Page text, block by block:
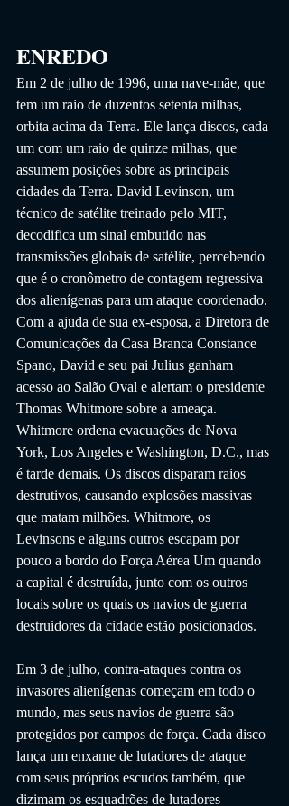
ENREDO
Em 2 de julho de 1996, uma nave-mãe, que
tem um raio de duzentos setenta milhas,
orbita acima da Terra. Ele lança discos, cada
um com um raio de quinze milhas, que
assumem posições sobre as principais
cidades da Terra. David Levinson, um
técnico de satélite treinado pelo MIT,
decodifica um sinal embutido nas
transmissões globais de satélite, percebendo
que é o cronômetro de contagem regressiva
dos alienígenas para um ataque coordenado.
Com a ajuda de sua ex-esposa, a Diretora de
Comunicações da Casa Branca Constance
Spano, David e seu pai Julius ganham
acesso ao Salão Oval e alertam o presidente
Thomas Whitmore sobre a ameaça.
Whitmore ordena evacuações de Nova
York, Los Angeles e Washington, D.C., mas
é tarde demais. Os discos disparam raios
destrutivos, causando explosões massivas
que matam milhões. Whitmore, os
Levinsons e alguns outros escapam por
pouco a bordo do Força Aérea Um quando
a capital é destruída, junto com os outros
locais sobre os quais os navios de guerra
destruidores da cidade estão posicionados.
Em 3 de julho, contra-ataques contra os
invasores alienígenas começam em todo o
mundo, mas seus navios de guerra são
protegidos por campos de força. Cada disco
lança um enxame de lutadores de ataque
com seus próprios escudos também, que
dizimam os esquadrões de lutadores